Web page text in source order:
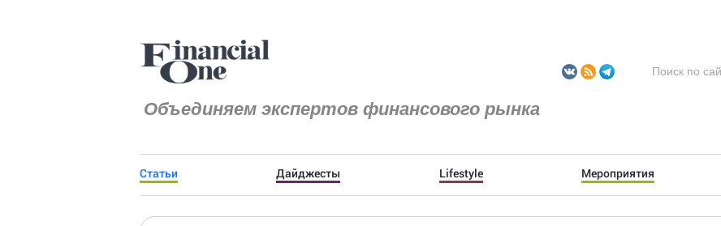
Объединяем экспертов финансового рынка
Статьи Дайджесты Lifestyle Мероприятия